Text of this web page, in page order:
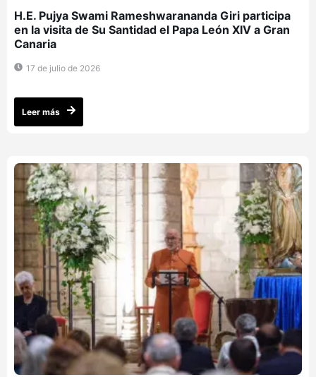
H.E. Pujya Swami Rameshwarananda Giri participa
en la visita de Su Santidad el Papa León XIV a Gran
Canaria
17 de julio de 2026
Leer más